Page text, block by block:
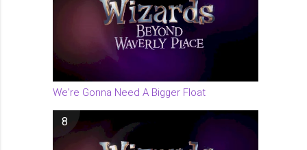
We're Gonna Need A Bigger Float
8